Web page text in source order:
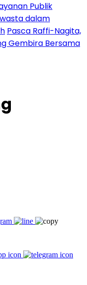
Publik
dalam
Pasca Raffi-Nagita,
Gembira Bersama